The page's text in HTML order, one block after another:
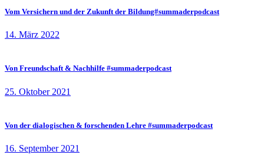
Vom Versichern und der Zukunft der Bildung#summaderpodcast
14. März 2022
Von Freundschaft & Nachhilfe #summaderpodcast
25. Oktober 2021
Von der dialogischen & forschenden Lehre #summaderpodcast
16. September 2021